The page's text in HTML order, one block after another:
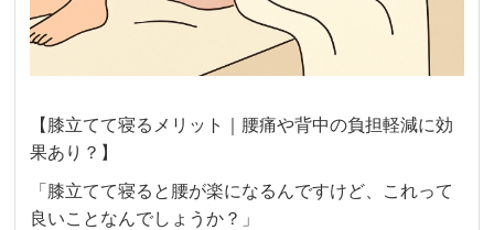
【膝立てて寝るメリット｜腰痛や背中の負担軽減に効
果あり？】
「膝立てて寝ると腰が楽になるんですけど、これって
良いことなんでしょうか？」